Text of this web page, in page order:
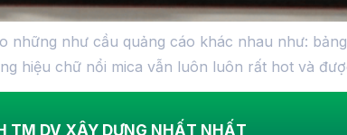
như cầu quảng cáo khác nhau như:
hiệu chữ nổi mica vẫn luôn luôn rất hot và
TM DV XÂY DỰNG NHẤT NHẤT